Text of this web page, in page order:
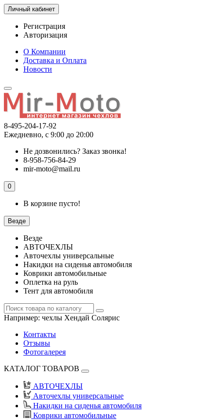
Личный кабинет
Регистрация
Авторизация
О Компании
Доставка и Оплата
Новости
8-495-204-17-92
Ежедневно, с 9:00 до 20:00
Не дозвонились? Заказ звонка!
8-958-756-84-29
mir-moto@mail.ru
0
В корзине пусто!
Везде
Везде
АВТОЧЕХЛЫ
Авточехлы универсальные
Накидки на сиденья автомобиля
Коврики автомобильные
Оплетка на руль
Тент для автомобиля
Например: чехлы Хендай Солярис
Контакты
Отзывы
Фотогалерея
КАТАЛОГ ТОВАРОВ
АВТОЧЕХЛЫ
Авточехлы универсальные
Накидки на сиденья автомобиля
Коврики автомобильные